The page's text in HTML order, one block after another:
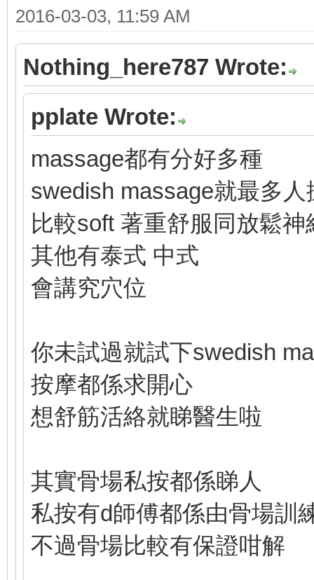
2016-03-03, 11:59 AM
Nothing_here787 Wrote:
pplate Wrote:
massage都有分好多種
swedish massage就最多人
比較soft 著重舒服同放鬆神
其他有泰式 中式
會講究穴位
你未試過就試下swedish
按摩都係求開心
想舒筋活絡就睇醫生啦
其實骨場私按都係睇人
私按有d師傅都係由骨場訓
不過骨場比較有保證咁解